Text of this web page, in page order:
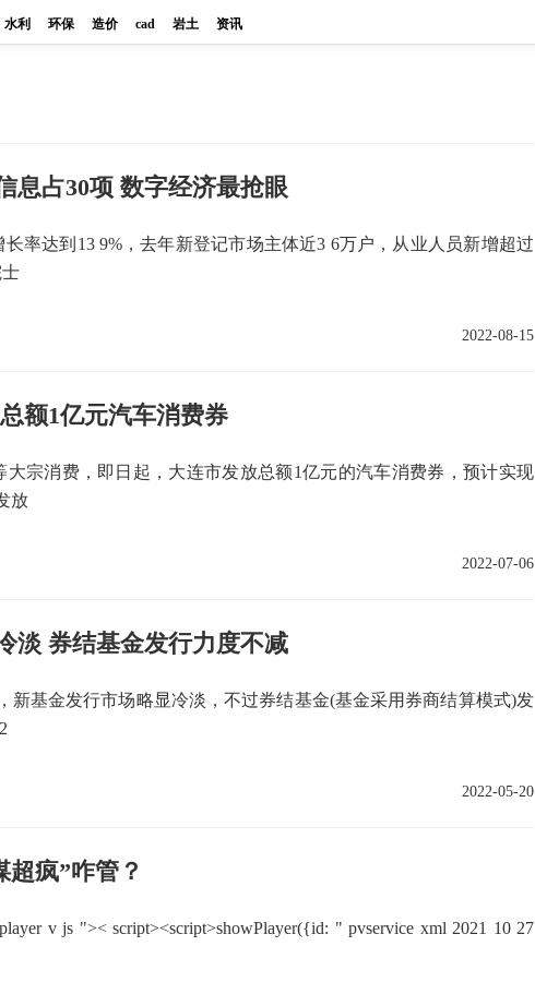
水利 环保 造价 cad 岩土 资讯
息占30项 数字经济最抢眼
率达到13 9%，去年新登记市场主体近3 6万户，从业人员新增超过
2022-08-15
额1亿元汽车消费券
宗消费，即日起，大连市发放总额1亿元的汽车消费券，预计实现
放
2022-07-06
淡 券结基金发行力度不减
新基金发行市场略显冷淡，不过券结基金(基金采用券商结算模式)发
2022-05-20
超疯”咋管？
v js ">< script><script>showPlayer({id: " pvservice xml 2021 10 27